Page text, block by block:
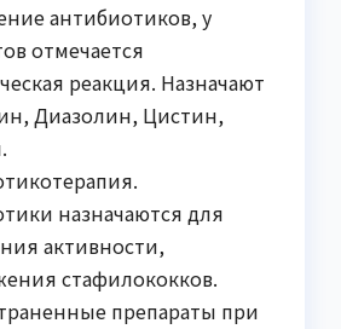
антибиотиков, у
отмечается
реакция. Назначают
Диазолин, Цистин,
назначаются для
активности,
стафилококков.
препараты при